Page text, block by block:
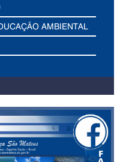
AMBIENTAL